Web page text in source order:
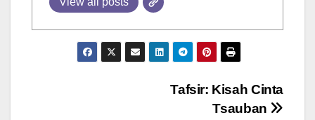
Tafsir: Kisah Cinta
Tsauban